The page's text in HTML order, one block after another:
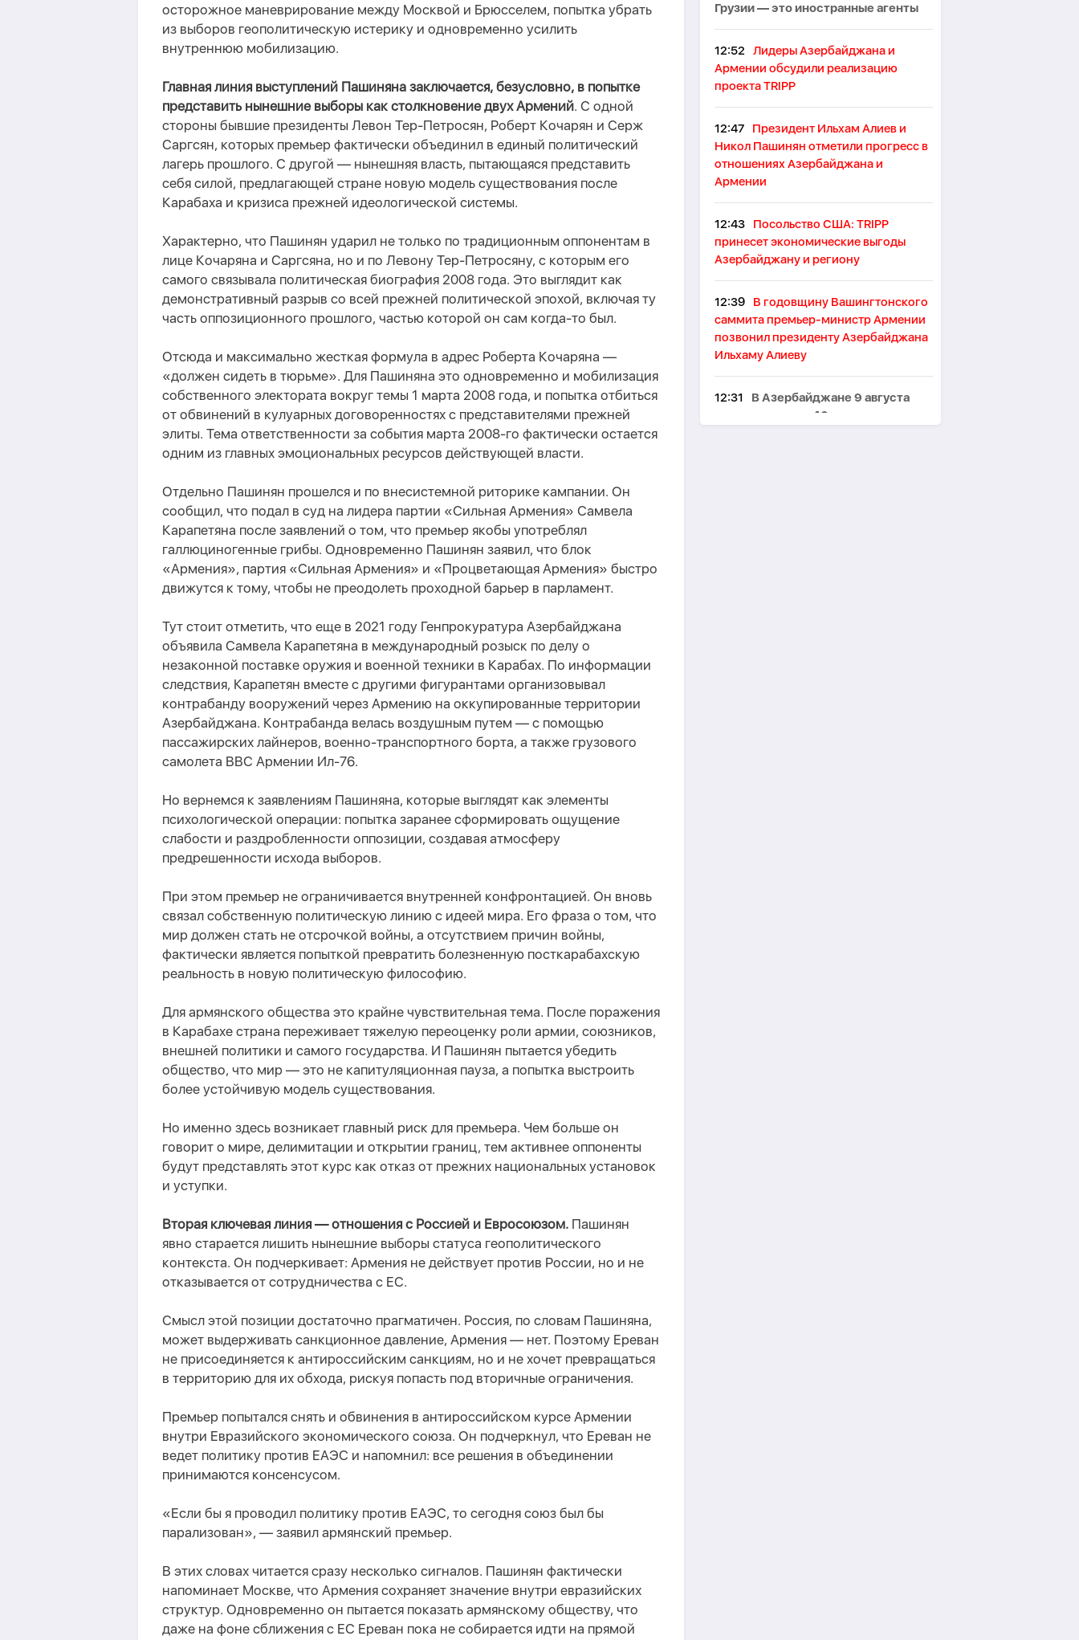
осторожное маневрирование между Москвой и Брюсселем, попытка убрать
из выборов геополитическую истерику и одновременно усилить
внутреннюю мобилизацию.
Главная линия выступлений Пашиняна заключается, безусловно, в попытке
представить нынешние выборы как столкновение двух Армений. С одной
стороны бывшие президенты Левон Тер-Петросян, Роберт Кочарян и Серж
Саргсян, которых премьер фактически объединил в единый политический
лагерь прошлого. С другой — нынешняя власть, пытающаяся представить
себя силой, предлагающей стране новую модель существования после
Карабаха и кризиса прежней идеологической системы.
Характерно, что Пашинян ударил не только по традиционным оппонентам в
лице Кочаряна и Саргсяна, но и по Левону Тер-Петросяну, с которым его
самого связывала политическая биография 2008 года. Это выглядит как
демонстративный разрыв со всей прежней политической эпохой, включая ту
часть оппозиционного прошлого, частью которой он сам когда-то был.
Отсюда и максимально жесткая формула в адрес Роберта Кочаряна —
«должен сидеть в тюрьме». Для Пашиняна это одновременно и мобилизация
собственного электората вокруг темы 1 марта 2008 года, и попытка отбиться
от обвинений в кулуарных договоренностях с представителями прежней
элиты. Тема ответственности за события марта 2008-го фактически остается
одним из главных эмоциональных ресурсов действующей власти.
Отдельно Пашинян прошелся и по внесистемной риторике кампании. Он
сообщил, что подал в суд на лидера партии «Сильная Армения» Самвела
Карапетяна после заявлений о том, что премьер якобы употреблял
галлюциногенные грибы. Одновременно Пашинян заявил, что блок
«Армения», партия «Сильная Армения» и «Процветающая Армения» быстро
движутся к тому, чтобы не преодолеть проходной барьер в парламент.
Тут стоит отметить, что еще в 2021 году Генпрокуратура Азербайджана
объявила Самвела Карапетяна в международный розыск по делу о
незаконной поставке оружия и военной техники в Карабах. По информации
следствия, Карапетян вместе с другими фигурантами организовывал
контрабанду вооружений через Армению на оккупированные территории
Азербайджана. Контрабанда велась воздушным путем — с помощью
пассажирских лайнеров, военно-транспортного борта, а также грузового
самолета ВВС Армении Ил-76.
Но вернемся к заявлениям Пашиняна, которые выглядят как элементы
психологической операции: попытка заранее сформировать ощущение
слабости и раздробленности оппозиции, создавая атмосферу
предрешенности исхода выборов.
При этом премьер не ограничивается внутренней конфронтацией. Он вновь
связал собственную политическую линию с идеей мира. Его фраза о том, что
мир должен стать не отсрочкой войны, а отсутствием причин войны,
фактически является попыткой превратить болезненную посткарабахскую
реальность в новую политическую философию.
Для армянского общества это крайне чувствительная тема. После поражения
в Карабахе страна переживает тяжелую переоценку роли армии, союзников,
внешней политики и самого государства. И Пашинян пытается убедить
общество, что мир — это не капитуляционная пауза, а попытка выстроить
более устойчивую модель существования.
Но именно здесь возникает главный риск для премьера. Чем больше он
говорит о мире, делимитации и открытии границ, тем активнее оппоненты
будут представлять этот курс как отказ от прежних национальных установок
и уступки.
Вторая ключевая линия — отношения с Россией и Евросоюзом. Пашинян
явно старается лишить нынешние выборы статуса геополитического
контекста. Он подчеркивает: Армения не действует против России, но и не
отказывается от сотрудничества с ЕС.
Смысл этой позиции достаточно прагматичен. Россия, по словам Пашиняна,
может выдерживать санкционное давление, Армения — нет. Поэтому Ереван
не присоединяется к антироссийским санкциям, но и не хочет превращаться
в территорию для их обхода, рискуя попасть под вторичные ограничения.
Премьер попытался снять и обвинения в антироссийском курсе Армении
внутри Евразийского экономического союза. Он подчеркнул, что Ереван не
ведет политику против ЕАЭС и напомнил: все решения в объединении
принимаются консенсусом.
«Если бы я проводил политику против ЕАЭС, то сегодня союз был бы
парализован», — заявил армянский премьер.
В этих словах читается сразу несколько сигналов. Пашинян фактически
напоминает Москве, что Армения сохраняет значение внутри евразийских
структур. Одновременно он пытается показать армянскому обществу, что
даже на фоне сближения с ЕС Ереван пока не собирается идти на прямой
Грузии — это иностранные агенты
12:52
Лидеры Азербайджана и
Армении обсудили реализацию
проекта TRIPP
12:47
Президент Ильхам Алиев и
Никол Пашинян отметили прогресс в
отношениях Азербайджана и
Армении
12:43
Посольство США: TRIPP
принесет экономические выгоды
Азербайджану и региону
12:39
В годовщину Вашингтонского
саммита премьер-министр Армении
позвонил президенту Азербайджана
Ильхаму Алиеву
12:31
В Азербайджане 9 августа
жара достигнет 40 градусов